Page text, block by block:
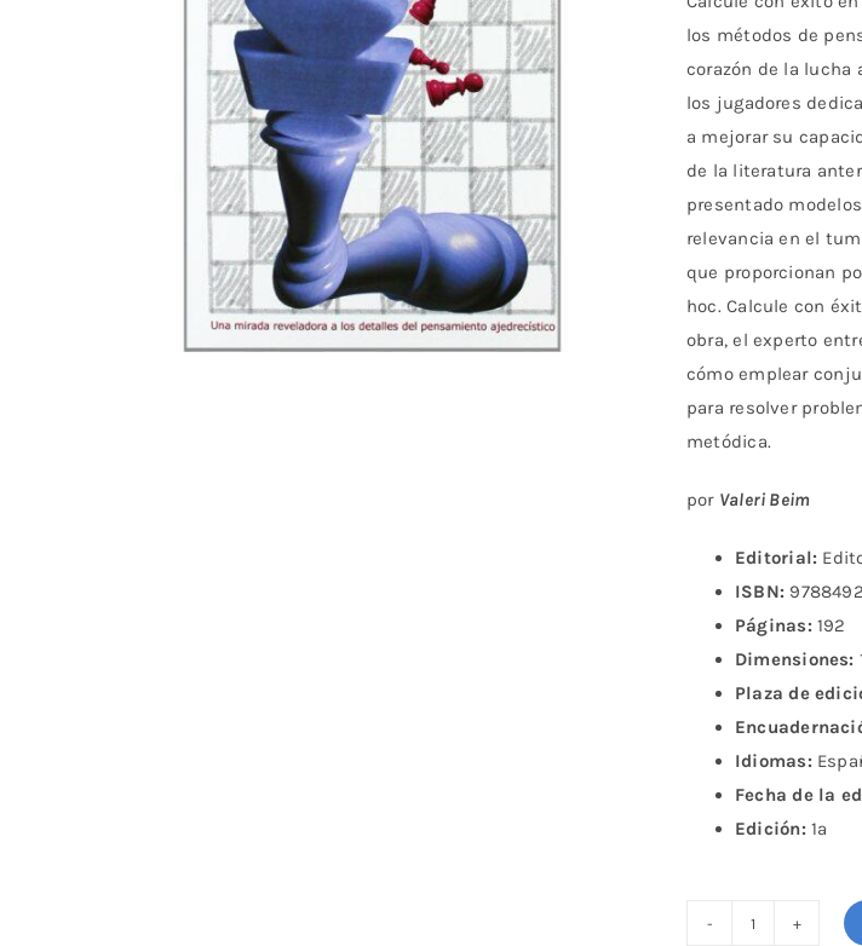
los métodos de
corazón de la lucha
los jugadores
a mejorar su
de la literatura
presentado
relevancia en el
que proporcionan
hoc. Calcule con
obra, el experto
cómo emplear
para resolver
metódica.
por Valeri Beim
Editorial:
ISBN:
Páginas: 192
Dimensiones:
Plaza de
Idiomas:
Fecha de la
Edición: 1ª